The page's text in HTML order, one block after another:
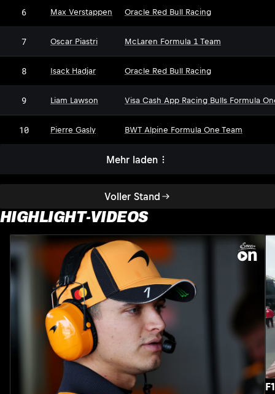
Voller Stand
6 Max Verstappen Oracle Red Bull Racing
7 Oscar Piastri McLaren Formula 1 Team
8 Isack Hadjar Oracle Red Bull Racing
9 Liam Lawson Visa Cash App Racing Bulls Formula
10 Pierre Gasly BWT Alpine Formula One Team
Mehr laden
HIGHLIGHT-VIDEOS